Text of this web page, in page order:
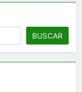
BUSCAR